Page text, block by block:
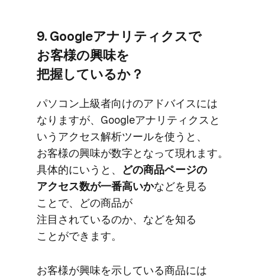
9. Googleアナリティクスで​
お客様の​興味を​
把握しているか？
パソコン上級者向けの​アドバイスには​
なりますが、​Googleアナリティクスと​
いう​アクセス解析ツールを​使うと、​
お客様の​興味が​数字と​なって​現れます。​
具体的に​いうと、 ​どの​商品ページの​
アクセス数が​一番​高いかなどを​見る​
ことで、​どの​商品が​
注目されているのか、​などを​知る​
ことができます。
お客様が​興味を​示している​商品には​